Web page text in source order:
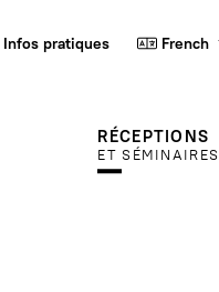
Infos pratiques French
RÉCEPTIONS
ET SÉMINAIRES